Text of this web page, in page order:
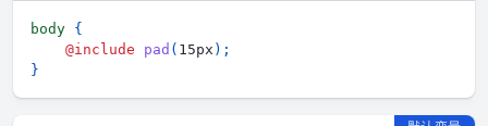
body {
@include
pad ( 15px ) ;
}